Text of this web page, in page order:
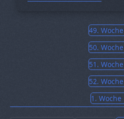
49. Woche
50. Woche
51. Woche
52. Woche
1. Woche